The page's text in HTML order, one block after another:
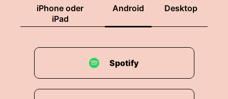
iPhone oder
iPad
Android Desktop
Spotify